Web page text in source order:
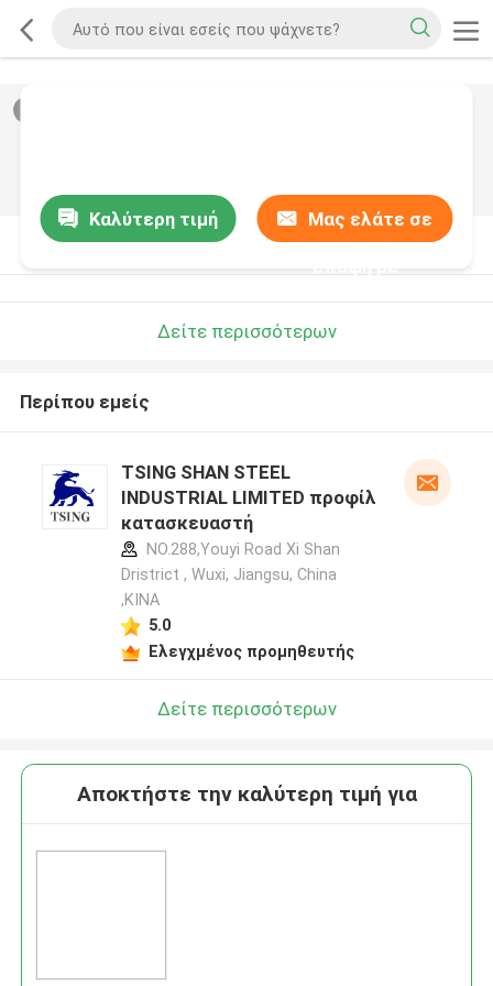
Καλύτερη τιμή Μας ελάτε σε
Περιγραφή προϊόντων
Δείτε περισσότερων
Περίπου εμείς
TSING SHAN STEEL
INDUSTRIAL LIMITED προφίλ
κατασκευαστή
NO.288,Youyi Road Xi Shan
Dristrict , Wuxi, Jiangsu, China
,ΚΙΝΑ
5.0
Ελεγχμένος προμηθευτής
Δείτε περισσότερων
Αποκτήστε την καλύτερη τιμή για